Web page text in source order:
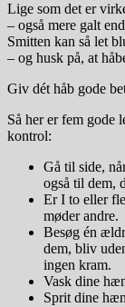
Lige som det er
– også mere galt
Smitten kan så let
– og husk på, at
Giv dét håb gode
Så her er fem gode
kontrol:
Gå til side,
også til dem,
Er I to eller
møder andre.
Besøg én
dem, bliv
ingen kram.
Vask dine
Sprit dine